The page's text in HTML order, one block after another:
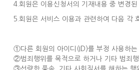
4.회원은 이용신청서의 기재내용 중 변경
5.회원은 서비스 이용과 관련하여 다음 각
①다른 회원의 아이디(ID)를 부정 사용하는
②범죄행위를 목적으로 하거나 기타 범죄행
③선량한 풍속, 기타 사회질서를 해하는 행